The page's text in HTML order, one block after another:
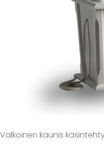
Valkoinen kaunis